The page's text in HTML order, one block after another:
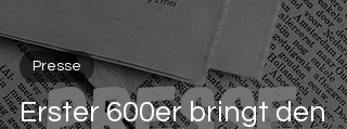
Erster 600er bringt den
Presse